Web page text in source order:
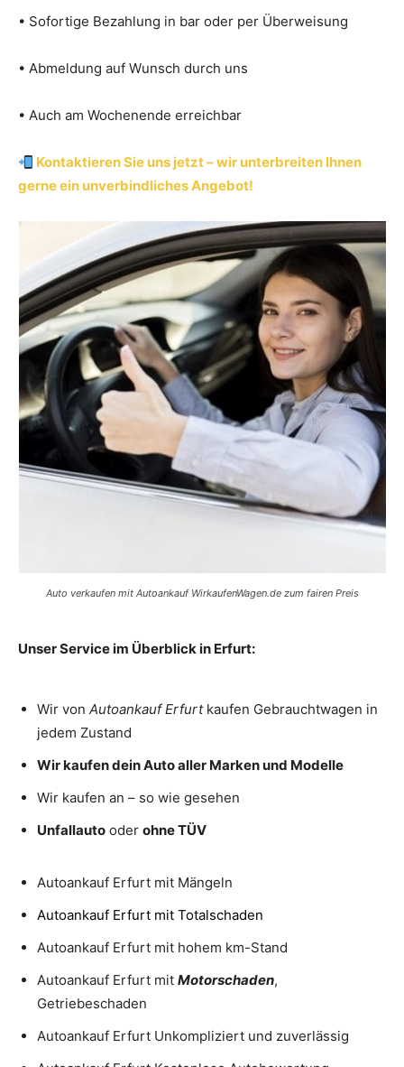
• Sofortige Bezahlung in bar oder per Überweisung
• Abmeldung auf Wunsch durch uns
• Auch am Wochenende erreichbar
Kontaktieren Sie uns jetzt – wir unterbreiten Ihnen
gerne ein unverbindliches Angebot!
Auto verkaufen mit Autoankauf WirkaufenWagen.de zum fairen Preis
Unser Service im Überblick in Erfurt:
Wir von AutoankaufErfurt kaufen Gebrauchtwagen in
jedem Zustand
Wir kaufen dein Auto aller Marken und Modelle
Wir kaufen an – so wie gesehen
Unfallauto oder ohne TÜV
Autoankauf Erfurt mit Mängeln
Autoankauf Erfurt mit Totalschaden
Autoankauf Erfurt mit hohem km-Stand
Autoankauf Erfurt mit Motorschaden,
Getriebeschaden
Autoankauf Erfurt Unkompliziert und zuverlässig